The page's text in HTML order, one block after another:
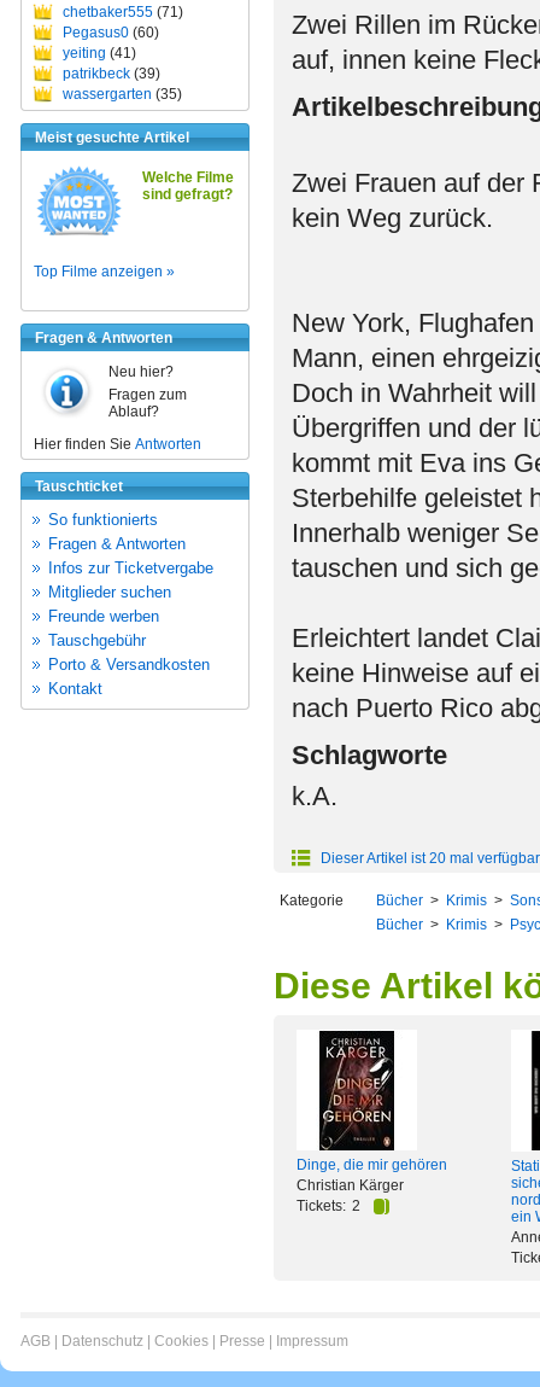
chetbaker555 (71)
Pegasus0 (60)
yeiting (41)
patrikbeck (39)
wassergarten (35)
Meist gesuchte Artikel
Welche Filme
sind gefragt?
Top Filme anzeigen »
Fragen & Antworten
Neu hier?
Fragen zum
Ablauf?
Hier finden Sie Antworten
Tauschticket
So funktionierts
Fragen & Antworten
Infos zur Ticketvergabe
Mitglieder suchen
Freunde werben
Tauschgebühr
Porto & Versandkosten
Kontakt
Zwei Rillen im
auf, innen keine
Zwei Frauen auf der
kein Weg zurück.
New York,
Mann, einen
Doch in Wahrheit
Übergriffen und der
kommt mit Eva ins
Sterbehilfe geleistet
Innerhalb weniger
tauschen und sich
Erleichtert landet
keine Hinweise auf
nach Puerto Rico
Schlagworte
k.A.
Dieser Artikel ist 20 mal verfügbar
Kategorie Bücher > Krimis >
Bücher > Krimis >
Diese Artikel
Dinge, die mir gehören
Christian Kärger
Tickets: 2
ein
AGB Datenschutz Cookies Presse Impressum